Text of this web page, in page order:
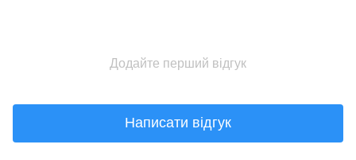
Додайте перший відгук
Написати відгук